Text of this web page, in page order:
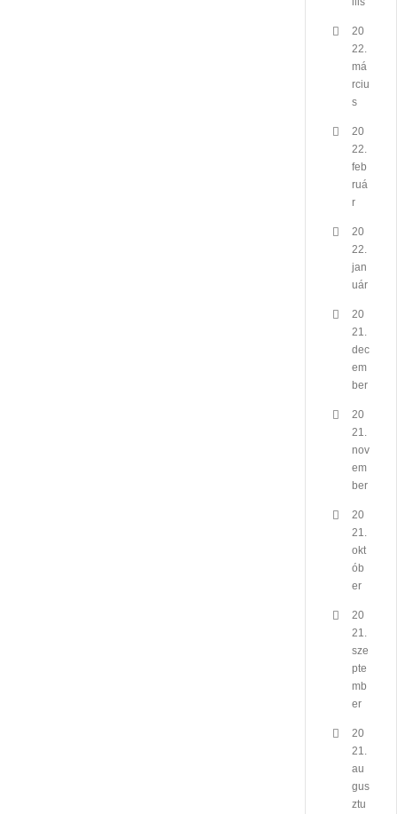
20
22.
má
rciu
s
20
22.
feb
ruá
r
20
22.
jan
uár
20
21.
dec
em
ber
20
21.
nov
em
ber
20
21.
okt
ób
er
20
21.
sze
pte
mb
er
20
21.
au
gus
ztu